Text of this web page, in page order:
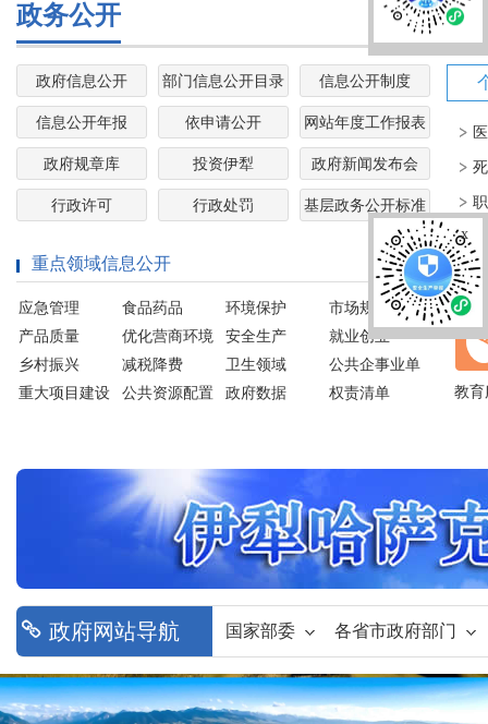
政务公开
政府信息公开 部门信息公开目录 信息公开制度
信息公开年报 依申请公开 网站年度工作报表
政府规章库 投资伊犁 政府新闻发布会
行政许可 行政处罚
基层政务公开标准
重点领域信息公开
应急管理 食品药品 环境保护
市场规则标准
和监管执法
产品质量 优化营商环境 安全生产
就业创业
乡村振兴
减税降费 卫生领域
公共企事业单
位信息公开
重大项目建设 公共资源配置 政府数据
权责清单
政
便
教育
政府网站导航 国家部委 各省市政府部门
x